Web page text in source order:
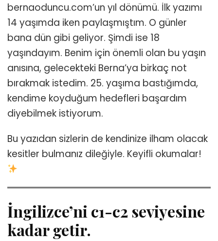
bernaoduncu.com’un yıl dönümü. İlk yazımı
14 yaşımda iken paylaşmıştım. O günler
bana dün gibi geliyor. Şimdi ise 18
yaşındayım. Benim için önemli olan bu yaşın
anısına, gelecekteki Berna’ya birkaç not
bırakmak istedim. 25. yaşıma bastığımda,
kendime koyduğum hedefleri başardım
diyebilmek istiyorum.
Bu yazıdan sizlerin de kendinize ilham olacak
kesitler bulmanız dileğiyle. Keyifli okumalar!
İngilizce’ni c1-c2 seviyesine
kadar getir.